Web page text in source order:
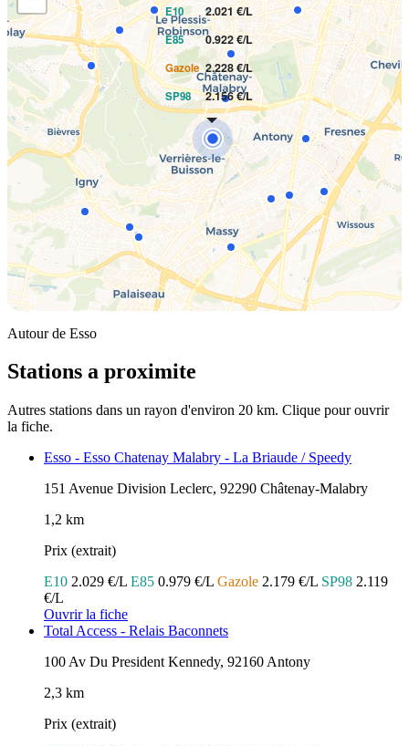
E10 2.021 €/L
E85 0.922 €/L
Gazole 2.228 €/L
SP98 2.156 €/L
Autour de Esso
Stations a proximite
Autres stations dans un rayon d'environ 20 km. Clique pour ouvrir
la fiche.
Esso - Esso Chatenay Malabry - La Briaude / Speedy
151 Avenue Division Leclerc, 92290 Châtenay-Malabry
1,2 km
Prix (extrait)
E10 2.029 €/L E85 0.979 €/L Gazole 2.179 €/L SP98 2.119
€/L
Ouvrir la fiche
Total Access - Relais Baconnets
100 Av Du President Kennedy, 92160 Antony
2,3 km
Prix (extrait)